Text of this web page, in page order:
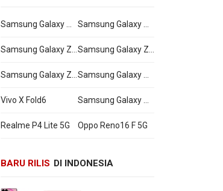
Vivo X Fold6
Realme P4 Lite 5G Oppo Reno16 F 5G
BARU RILIS DI INDONESIA